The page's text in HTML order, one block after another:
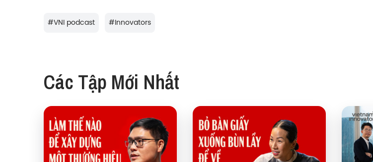
#VNI podcast #Innovators
Các Tập Mới Nhất